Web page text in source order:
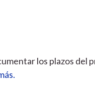
los plazos